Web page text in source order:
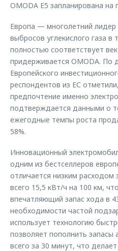
OMODA E5 запланирована на
Европа — многолетний лидер
выбросов углекислого газа в
полностью соответствует
придерживается OMODA. По
Европейского
респондентов из ЕС
предпочтение именно
подтверждается данными о
ежегодные темпы роста
58%.
Инновационный
одним из бестселлеров
отличается низким расходом
всего 15,5 кВт/ч на 100 км,
впечатляющий запас хода в
необходимости частой
использует технологию
позволяет пополнить запасы
всего за 30 минут, что